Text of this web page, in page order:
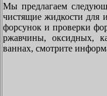
Мы предлагаем
чистящие жидкости для
форсунок и проверки
ржавчины, оксидных,
ваннах, смотрите